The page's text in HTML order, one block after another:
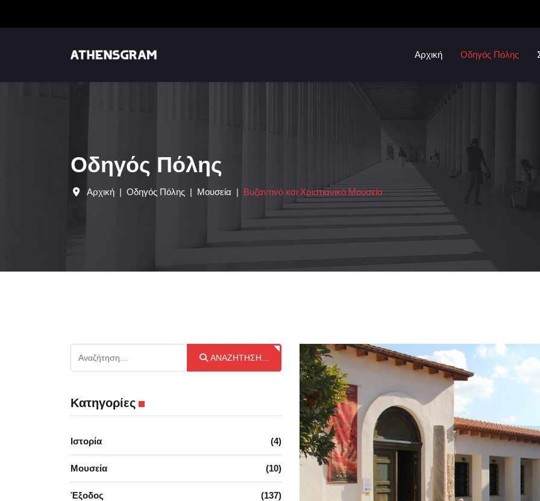
Αρχική Οδηγός Πόλης
Οδηγός Πόλης
Αρχική Οδηγός Πόλης Μουσεία Βυζαντινό και Χριστιανικό Μουσείο
ΑΝΑΖΉΤΗΣΗ...
Κατηγορίες
Ιστορία (4)
Μουσεία (10)
Έξοδος (137)